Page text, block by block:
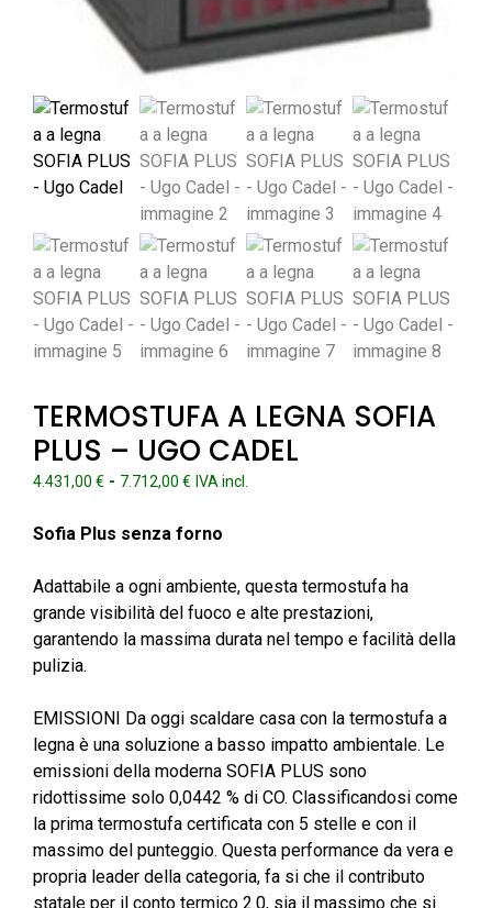
TERMOSTUFA A LEGNA SOFIA
PLUS – UGO CADEL
4.431,00 € - 7.712,00 € Fascia
prezzo:
4.431,00 €
a
7.712,00 €
IVA incl.
Sofia Plus senza forno
Adattabile a ogni ambiente, questa termostufa ha
grande visibilità del fuoco e alte prestazioni,
garantendo la massima durata nel tempo e facilità della
pulizia.
EMISSIONI Da oggi scaldare casa con la termostufa a
legna è una soluzione a basso impatto ambientale. Le
emissioni della moderna SOFIA PLUS sono
ridottissime solo 0,0442 % di CO. Classificandosi come
la prima termostufa certificata con 5 stelle e con il
massimo del punteggio. Questa performance da vera e
propria leader della categoria, fa si che il contributo
statale per il conto termico 2.0, sia il massimo che si